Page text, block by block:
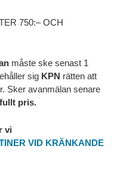
750:– OCH
måste ske senast 1
sig KPN rätten att
Sker avanmälan senare
fullt pris.
vi
VID KRÄNKANDE